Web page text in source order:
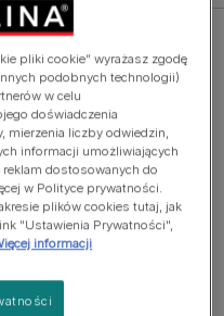
Funtastix o smaku
(0)
pliki cookie” wyrażasz zgodę
podobnych technologii)
w celu
doświadczenia
mierzenia liczby odwiedzin,
informacji umożliwiających
dostosowanych do
w Polityce prywatności.
plików cookies tutaj, jak
"Ustawienia Prywatności",
informacji